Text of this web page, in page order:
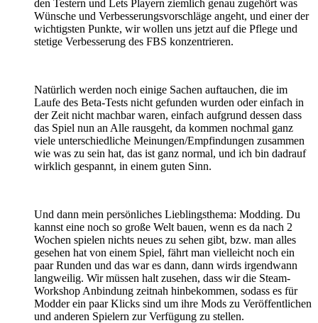
den Testern und Lets Playern ziemlich genau zugehört was
Wünsche und Verbesserungsvorschläge angeht, und einer der
wichtigsten Punkte, wir wollen uns jetzt auf die Pflege und
stetige Verbesserung des FBS konzentrieren.
Natürlich werden noch einige Sachen auftauchen, die im
Laufe des Beta-Tests nicht gefunden wurden oder einfach in
der Zeit nicht machbar waren, einfach aufgrund dessen dass
das Spiel nun an Alle rausgeht, da kommen nochmal ganz
viele unterschiedliche Meinungen/Empfindungen zusammen
wie was zu sein hat, das ist ganz normal, und ich bin dadrauf
wirklich gespannt, in einem guten Sinn.
Und dann mein persönliches Lieblingsthema: Modding. Du
kannst eine noch so große Welt bauen, wenn es da nach 2
Wochen spielen nichts neues zu sehen gibt, bzw. man alles
gesehen hat von einem Spiel, fährt man vielleicht noch ein
paar Runden und das war es dann, dann wirds irgendwann
langweilig. Wir müssen halt zusehen, dass wir die Steam-
Workshop Anbindung zeitnah hinbekommen, sodass es für
Modder ein paar Klicks sind um ihre Mods zu Veröffentlichen
und anderen Spielern zur Verfügung zu stellen.